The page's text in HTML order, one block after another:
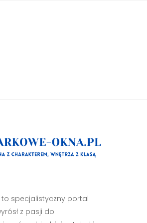
specjalistyczny portal
z pasji do